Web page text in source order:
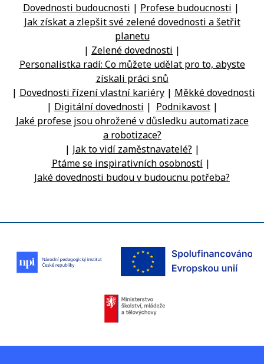
Dovednosti budoucnosti | Profese budoucnosti |
Jak získat a zlepšit své zelené dovednosti a šetřit
planetu
| Zelené dovednosti |
Personalistka radí: Co můžete udělat pro to, abyste
získali práci snů
| Dovednosti řízení vlastní kariéry| Měkké dovednosti
| Digitální dovednosti | Podnikavost|
Jaké profese jsou ohrožené v důsledku automatizace
a robotizace?
| Jak to vidí zaměstnavatelé? |
Ptáme se inspirativních osobností|
Jaké dovednosti budou v budoucnu potřeba?